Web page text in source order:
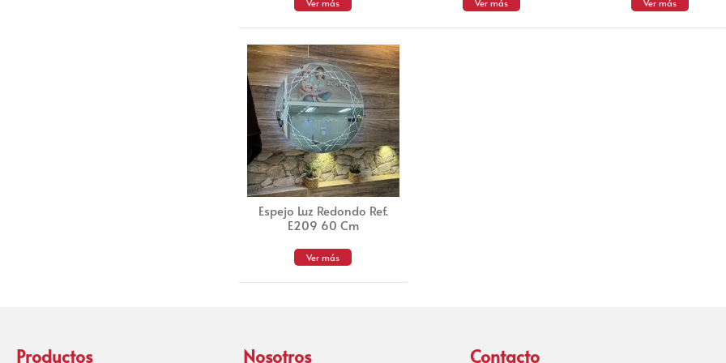
Ver más Ver más Ver más
Espejo Luz Redondo Ref.
E209 60 Cm
Ver más
Productos Nosotros Contacto